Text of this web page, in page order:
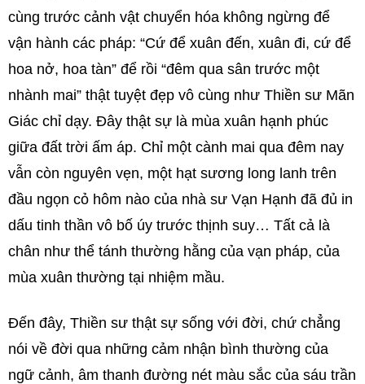
cùng trước cảnh vật chuyển hóa không ngừng để
vận hành các pháp: “Cứ để xuân đến, xuân đi, cứ để
hoa nở, hoa tàn” để rồi “đêm qua sân trước một
nhành mai” thật tuyệt đẹp vô cùng như Thiền sư Mãn
Giác chỉ dạy. Đây thật sự là mùa xuân hạnh phúc
giữa đất trời ấm áp. Chỉ một cành mai qua đêm nay
vẫn còn nguyên vẹn, một hạt sương long lanh trên
đầu ngọn cỏ hôm nào của nhà sư Vạn Hạnh đã đủ in
dấu tinh thần vô bố úy trước thịnh suy… Tất cả là
chân như thể tánh thường hằng của vạn pháp, của
mùa xuân thường tại nhiệm mầu.
Đến đây, Thiền sư thật sự sống với đời, chứ chẳng
nói về đời qua những cảm nhận bình thường của
ngữ cảnh, âm thanh đường nét màu sắc của sáu trần